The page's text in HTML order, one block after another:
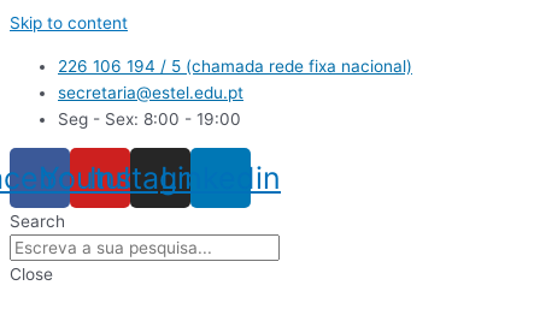
Skip to content
226 106 194 / 5 (chamada rede fixa nacional)
secretaria@estel.edu.pt
Seg - Sex: 8:00 - 19:00
Youtube
InstagramLinkedin
Search
Close